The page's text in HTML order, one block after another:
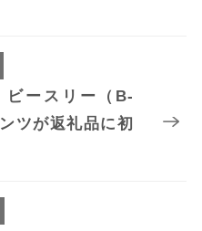
ビースリー（B-
ツが返礼品に初